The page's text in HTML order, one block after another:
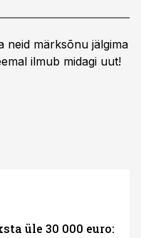
neid märksõnu jälgima
ilmub midagi uut!
üle 30 000 euro: